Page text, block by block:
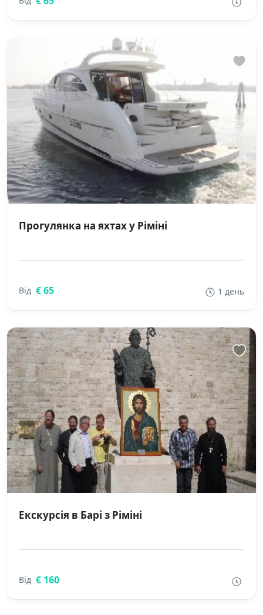
Прогулянка на яхтах у Ріміні
Від € 65 1 день
Екскурсія в Барі з Ріміні
Від € 160